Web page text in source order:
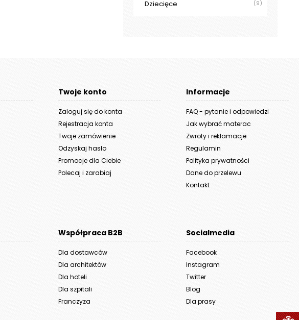
Dziecięce (9)
Twoje konto
Zaloguj się do konta
Rejestracja konta
Twoje zamówienie
Odzyskaj hasło
Promocje dla Ciebie
Polecaj i zarabiaj
Informacje
FAQ - pytanie i odpowiedzi
Jak wybrać materac
Zwroty i reklamacje
Regulamin
Polityka prywatności
Dane do przelewu
Kontakt
Współpraca B2B
Dla dostawców
Dla architektów
Dla hoteli
Dla szpitali
Franczyza
Socialmedia
Facebook
Instagram
Twitter
Blog
Dla prasy